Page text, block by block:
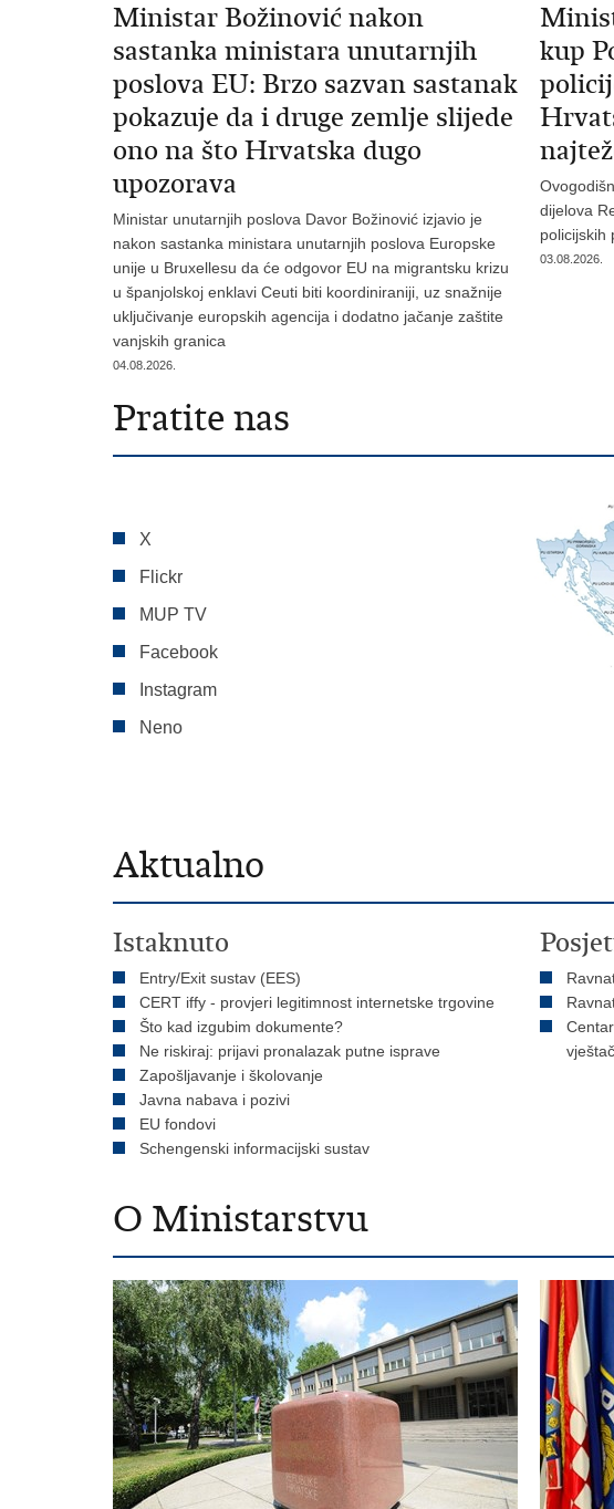
Ministar Božinović nakon
sastanka ministara unutarnjih
poslova EU: Brzo sazvan sastanak
pokazuje da i druge zemlje slijede
ono na što Hrvatska dugo
upozorava
Ministar unutarnjih poslova Davor Božinović izjavio je
nakon sastanka ministara unutarnjih poslova Europske
unije u Bruxellesu da će odgovor EU na migrantsku krizu
u španjolskoj enklavi Ceuti biti koordiniraniji, uz snažnije
uključivanje europskih agencija i dodatno jačanje zaštite
vanjskih granica
04.08.2026.
kup
dijelova
policijskih
03.08.2026.
Pratite nas
X
Flickr
MUP TV
Facebook
Instagram
Neno
Aktualno
Istaknuto
Entry/Exit sustav (EES)
CERT iffy - provjeri legitimnost internetske trgovine
Što kad izgubim dokumente?
Ne riskiraj: prijavi pronalazak putne isprave
Zapošljavanje i školovanje
Javna nabava i pozivi
EU fondovi
Schengenski informacijski sustav
O Ministarstvu